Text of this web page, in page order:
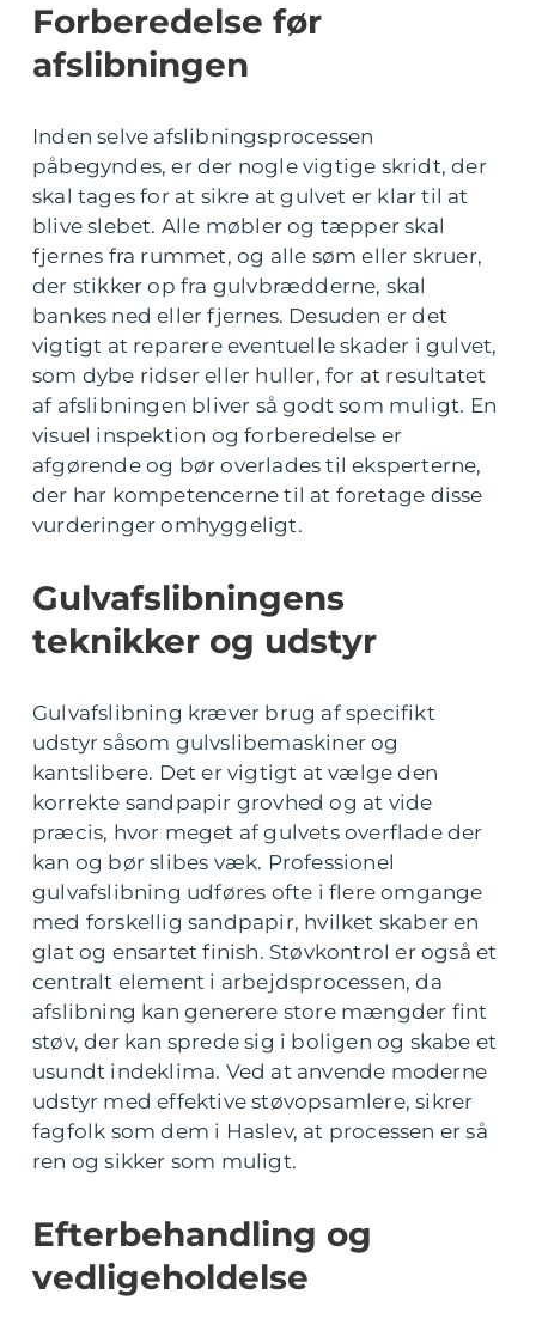
Forberedelse før
afslibningen
Inden selve afslibningsprocessen
påbegyndes, er der nogle vigtige skridt, der
skal tages for at sikre at gulvet er klar til at
blive slebet. Alle møbler og tæpper skal
fjernes fra rummet, og alle søm eller skruer,
der stikker op fra gulvbrædderne, skal
bankes ned eller fjernes. Desuden er det
vigtigt at reparere eventuelle skader i gulvet,
som dybe ridser eller huller, for at resultatet
af afslibningen bliver så godt som muligt. En
visuel inspektion og forberedelse er
afgørende og bør overlades til eksperterne,
der har kompetencerne til at foretage disse
vurderinger omhyggeligt.
Gulvafslibningens
teknikker og udstyr
Gulvafslibning kræver brug af specifikt
udstyr såsom gulvslibemaskiner og
kantslibere. Det er vigtigt at vælge den
korrekte sandpapir grovhed og at vide
præcis, hvor meget af gulvets overflade der
kan og bør slibes væk. Professionel
gulvafslibning udføres ofte i flere omgange
med forskellig sandpapir, hvilket skaber en
glat og ensartet finish. Støvkontrol er også et
centralt element i arbejdsprocessen, da
afslibning kan generere store mængder fint
støv, der kan sprede sig i boligen og skabe et
usundt indeklima. Ved at anvende moderne
udstyr med effektive støvopsamlere, sikrer
fagfolk som dem i Haslev, at processen er så
ren og sikker som muligt.
Efterbehandling og
vedligeholdelse